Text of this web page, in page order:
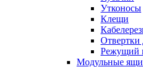
Утконосы
Клещи
Отвертки
Режущий
Модульные